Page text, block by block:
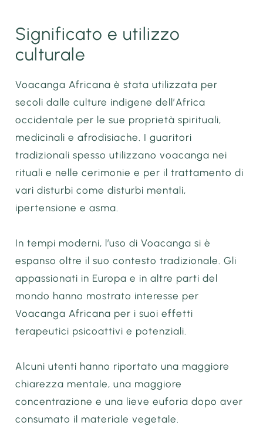
Significato e utilizzo
culturale
Voacanga Africana è stata utilizzata per
secoli dalle culture indigene dell’Africa
occidentale per le sue proprietà spirituali,
medicinali e afrodisiache. I guaritori
tradizionali spesso utilizzano voacanga nei
rituali e nelle cerimonie e per il trattamento di
vari disturbi come disturbi mentali,
ipertensione e asma.
In tempi moderni, l’uso di Voacanga si è
espanso oltre il suo contesto tradizionale. Gli
appassionati in Europa e in altre parti del
mondo hanno mostrato interesse per
Voacanga Africana per i suoi effetti
terapeutici psicoattivi e potenziali.
Alcuni utenti hanno riportato una maggiore
chiarezza mentale, una maggiore
concentrazione e una lieve euforia dopo aver
consumato il materiale vegetale.